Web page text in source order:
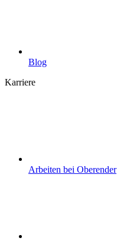
Blog
Karriere
Arbeiten bei Oberender